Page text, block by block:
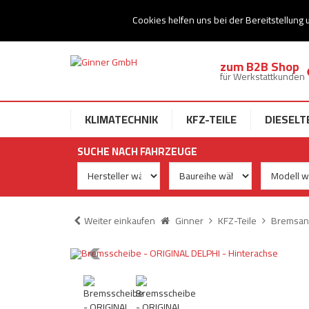
Cookies helfen uns bei der Bereitstellung
Ihr Speziallist für Dieseltechnik
zum B2B Shop
für Werkstattkunden
KLIMATECHNIK KFZ-TEILE
SUCHE NACH FAHRZEUGE
Weiter einkaufen Ginner KFZ-Teile